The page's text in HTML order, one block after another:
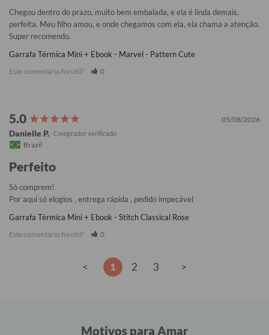
Chegou dentro do prazo, muito bem embalada, e ela é linda demais,
perfeita. Meu filho amou, e onde chegamos com ela, ela chama a atenção.
Super recomendo.
Garrafa Térmica Mini + Ebook - Marvel - Pattern Cute
Este comentário foi útil? 0
05/08/2026
Danielle P.
Brazil
Perfeito
Só comprem!
Por aqui só elogios , entrega rápida , pedido impecável
Garrafa Térmica Mini + Ebook - Stitch Classical Rose
Este comentário foi útil? 0
< 1 2 3 >
Motivos para Amar